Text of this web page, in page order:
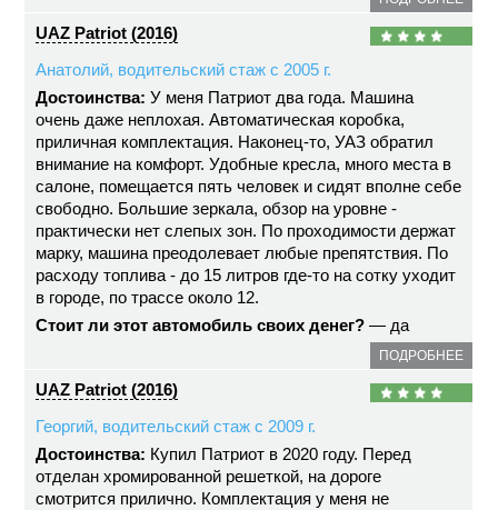
UAZ Patriot (2016)
Анатолий, водительский стаж с 2005 г.
Достоинства: У меня Патриот два года. Машина
очень даже неплохая. Автоматическая коробка,
приличная комплектация. Наконец-то, УАЗ обратил
внимание на комфорт. Удобные кресла, много места в
салоне, помещается пять человек и сидят вполне себе
свободно. Большие зеркала, обзор на уровне -
практически нет слепых зон. По проходимости держат
марку, машина преодолевает любые препятствия. По
расходу топлива - до 15 литров где-то на сотку уходит
в городе, по трассе около 12.
Стоит ли этот автомобиль своих денег? — да
ПОДРОБНЕЕ
UAZ Patriot (2016)
Георгий, водительский стаж с 2009 г.
Достоинства: Купил Патриот в 2020 году. Перед
отделан хромированной решеткой, на дороге
смотрится прилично. Комплектация у меня не